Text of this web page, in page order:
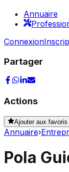
Annuaire
Connexion
Partager
Actions
Ajouter aux favoris
Annuaire›
Pola